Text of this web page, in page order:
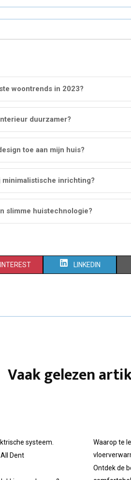
woontrends in 2023?
duurzamer?
toe aan mijn huis?
minimalistische inrichting?
slimme huistechnologie?
S
R
LINKEDIN
Vaak gelezen
systeem.
Dent
Waarop te
Ontdek de